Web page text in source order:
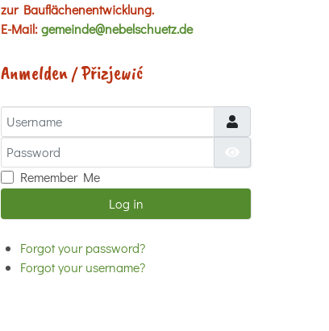
zur Bauflächenentwicklung.
E-Mail:gemeinde@nebelschuetz.de
Anmelden / Přizjewić
Username
Password
Remember Me
Log in
Forgot your password?
Forgot your username?